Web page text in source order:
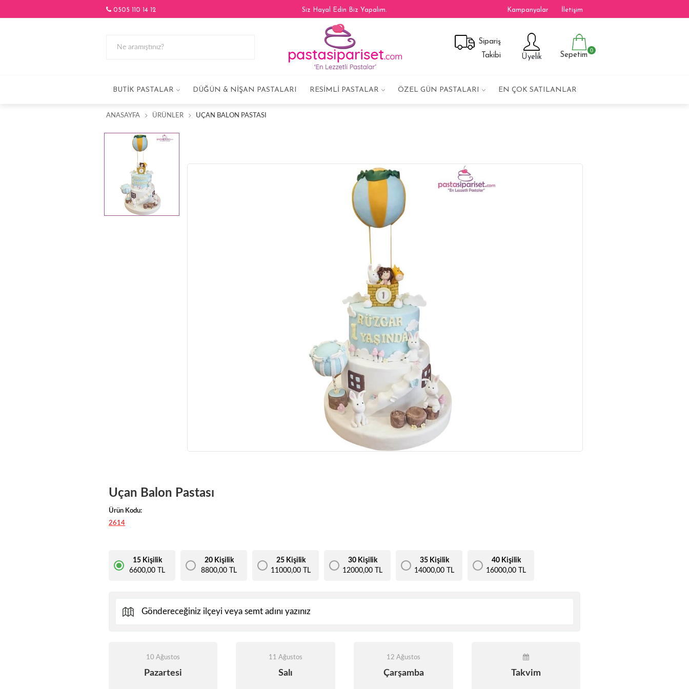
0505 110 14 12 Siz Hayal Edin Biz Yapalım. Kampanyalar İletişim
Sipariş
Takibi
Üyelik Sepetim
0
BUTIK PASTALAR DÜĞÜN & NIŞAN PASTALARI RESIMLI PASTALAR ÖZEL GÜN PASTALARI EN ÇOK SATILANLAR
ANASAYFA ÜRÜNLER UÇAN BALON PASTASI
Uçan Balon Pastası
Ürün Kodu:
2614
15 Kişilik
6600,00 TL
20 Kişilik
8800,00 TL
25 Kişilik
11000,00 TL
30 Kişilik
12000,00 TL
35 Kişilik
14000,00 TL
40 Kişilik
16000,00 TL
10 Ağustos
Pazartesi
11 Ağustos
Salı
12 Ağustos
Çarşamba Takvim